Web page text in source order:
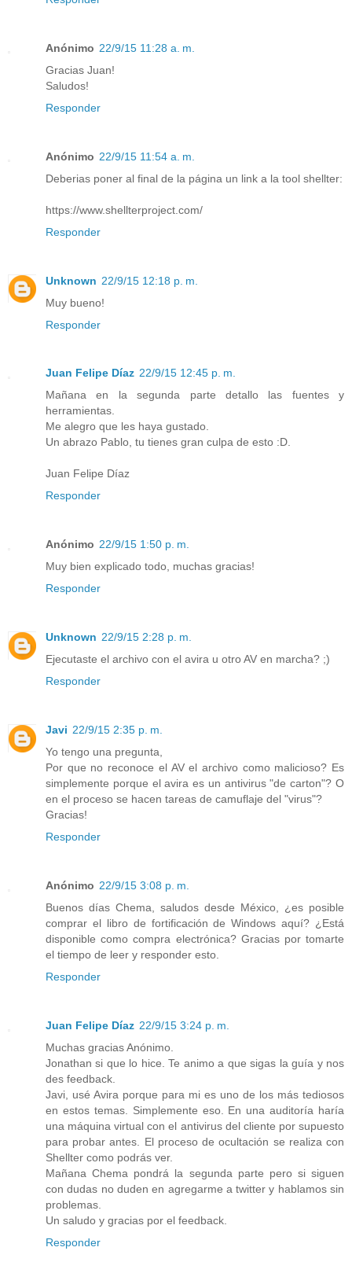
Anónimo 22/9/15 11:28 a. m.
Gracias Juan!
Saludos!
Responder
Anónimo 22/9/15 11:54 a. m.
Deberias poner al final de la página un link a la tool shellter:
https://www.shellterproject.com/
Responder
Unknown 22/9/15 12:18 p. m.
Muy bueno!
Responder
Juan Felipe Díaz 22/9/15 12:45 p. m.
Mañana en la segunda parte detallo las fuentes y
herramientas.
Me alegro que les haya gustado.
Un abrazo Pablo, tu tienes gran culpa de esto :D.
Juan Felipe Díaz
Responder
Anónimo 22/9/15 1:50 p. m.
Muy bien explicado todo, muchas gracias!
Responder
Unknown 22/9/15 2:28 p. m.
Ejecutaste el archivo con el avira u otro AV en marcha? ;)
Responder
Javi 22/9/15 2:35 p. m.
Yo tengo una pregunta,
Por que no reconoce el AV el archivo como malicioso? Es
simplemente porque el avira es un antivirus "de carton"? O
en el proceso se hacen tareas de camuflaje del "virus"?
Gracias!
Responder
Anónimo 22/9/15 3:08 p. m.
Buenos días Chema, saludos desde México, ¿es posible
comprar el libro de fortificación de Windows aquí? ¿Está
disponible como compra electrónica? Gracias por tomarte
el tiempo de leer y responder esto.
Responder
Juan Felipe Díaz 22/9/15 3:24 p. m.
Muchas gracias Anónimo.
Jonathan si que lo hice. Te animo a que sigas la guía y nos
des feedback.
Javi, usé Avira porque para mi es uno de los más tediosos
en estos temas. Simplemente eso. En una auditoría haría
una máquina virtual con el antivirus del cliente por supuesto
para probar antes. El proceso de ocultación se realiza con
Shellter como podrás ver.
Mañana Chema pondrá la segunda parte pero si siguen
con dudas no duden en agregarme a twitter y hablamos sin
problemas.
Un saludo y gracias por el feedback.
Responder